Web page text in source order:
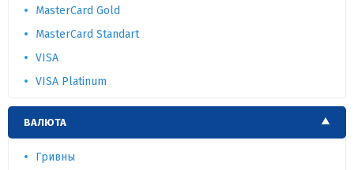
MasterCard Gold
MasterCard Standart
VISA
VISA Platinum
ВАЛЮТА
Гривны